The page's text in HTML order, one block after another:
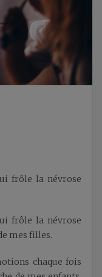
frôle la névrose
frôle la névrose
mes filles.
chaque fois